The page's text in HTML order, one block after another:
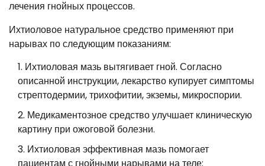
лечения гнойных процессов.
Ихтиоловое натуральное средство применяют при
нарывах по следующим показаниям:
Ихтиоловая мазь вытягивает гной. Согласно
описанной инструкции, лекарство купирует симптомы
стрептодермии, трихофитии, экземы, микроспории.
Медикаментозное средство улучшает клиническую
картину при ожоговой болезни.
Ихтиоловая эффективная мазь помогает
пациентам с гнойными нарывами на теле: